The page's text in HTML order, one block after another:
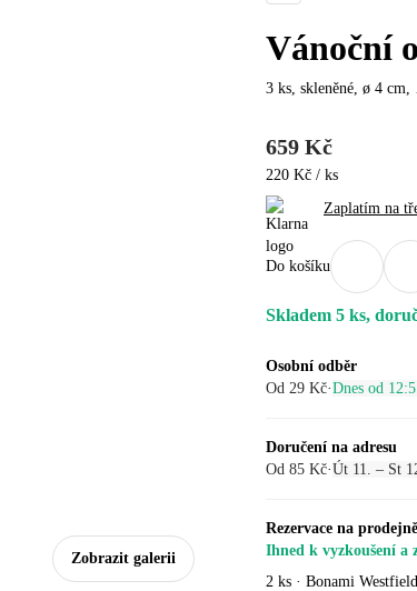
Zobrazit galerii
Vánoční
3 ks, skleněné, ø 4 cm,
659 Kč
220 Kč / ks
Zaplatím na
Do košíku
Skladem 5 ks,
Osobní odběr
Od 29 Kč·Dnes od
Doručení na adresu
Od 85 Kč·Út 11. – St
Rezervace na prodejně
Ihned k vyzkoušení a
2 ks · Bonami